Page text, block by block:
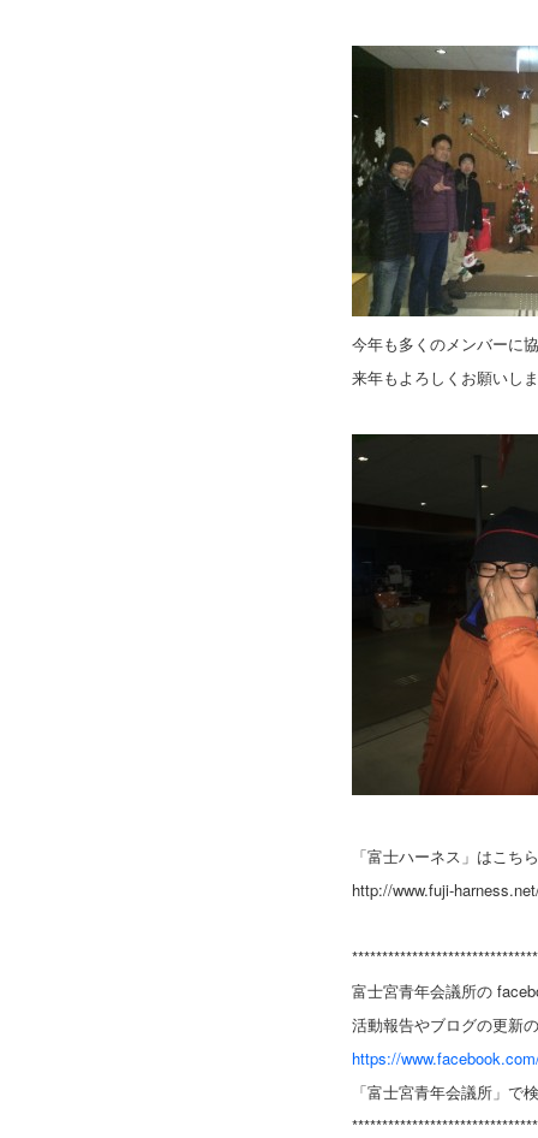
今年も多くのメンバーに
来年もよろしくお願いし
「富士ハーネス」はこち
http://www.fuji-
富士宮青年会議所の
活動報告やブログの更新
https://
「富士宮青年会議所」で